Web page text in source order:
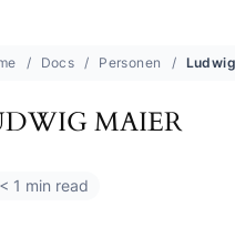
Docs Personen
MAIER
< 1 min read